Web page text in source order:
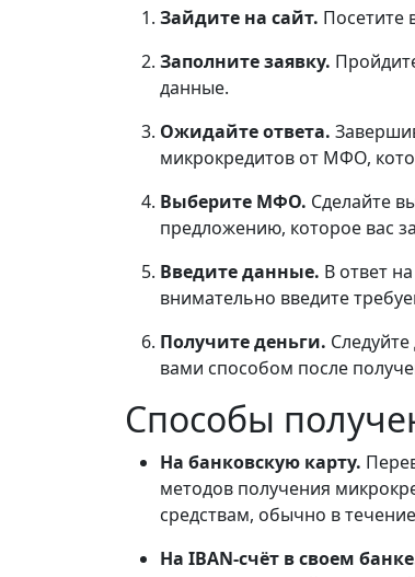
Зайдите на сайт. Посетите
Заполните заявку.
данные.
Ожидайте ответа.
микрокредитов от МФО,
Выберите МФО. Сделайте
предложению, которое вас
Введите данные. В ответ
внимательно введите
Получите деньги.
вами способом после
Способы
На банковскую карту.
методов получения
средствам, обычно в
На IBAN-счёт в своем